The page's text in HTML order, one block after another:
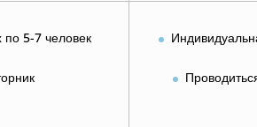
по 5-7 человек